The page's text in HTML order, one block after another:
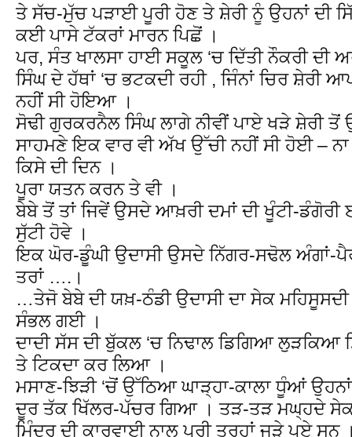
ਤੇ ਸੱਚ-ਮੁੱਚ ਪੜਾਈ ਪੂਰੀ ਹੋਣ ਤੇ ਸ਼ੇਰੀ ਨੂੰ ਉਹਨਾਂ ਦੀ
ਕਈ ਪਾਸੇ ਟੱਕਰਾਂ ਮਾਰਨ ਪਿਛੋਂ ।
ਪਰ, ਸੰਤ ਖਾਲਸਾ ਹਾਈ ਸਕੂਲ ‘ਚ ਦਿੱਤੀ ਨੌਕਰੀ ਦੀ
ਸਿੰਘ ਦੇ ਹੱਥਾਂ ‘ਚ ਭਟਕਦੀ ਰਹੀ , ਜਿੰਨਾਂ ਚਿਰ ਸ਼ੇਰੀ
ਨਹੀਂ ਸੀ ਹੋਇਆ ।
ਸੋਢੀ ਗੁਰਕਰਨੈਲ ਸਿੰਘ ਲਾਗੇ ਨੀਵੀਂ ਪਾਏ ਖੜੇ ਸ਼ੇਰੀ ਤੋਂ
ਸਾਹਮਣੇ ਇਕ ਵਾਰ ਵੀ ਅੱਖ ਉੱਚੀ ਨਹੀਂ ਸੀ ਹੋਈ –
ਕਿਸੇ ਦੀ ਦਿਨ ।
ਪੂਰਾ ਯਤਨ ਕਰਨ ਤੇ ਵੀ ।
ਬੇਬੇ ਤੋਂ ਤਾਂ ਜਿਵੇਂ ਉਸਦੇ ਆਖ਼ਰੀ ਦਮਾਂ ਦੀ ਖੂੰਟੀ-
ਸੁੱਟੀ ਹੋਵੇ ।
ਇਕ ਘੋਰ-ਡੂੰਘੀ ਉਦਾਸੀ ਉਸਦੇ ਨਿੱਗਰ-ਸਢੋਲ ਅੰਗਾਂ-
ਤਰਾਂ ….।
…ਤੇਜੋ ਬੇਬੇ ਦੀ ਯਖ਼-ਠੰਡੀ ਉਦਾਸੀ ਦਾ ਸੇਕ
ਸੰਭਲ ਗਈ ।
ਦਾਦੀ ਸੱਸ ਦੀ ਬੁੱਕਲ ‘ਚ ਨਿਢਾਲ ਡਿਗਿਆ ਲੁੜਕਿਆ
ਤੇ ਟਿਕਦਾ ਕਰ ਲਿਆ ।
ਮਸਾਣ-ਝਿੜੀ ‘ਚੋਂ ਉੱਠਿਆ ਘਾੜ੍ਹਾ-ਕਾਲਾ ਧੂੰਆਂ
ਦੂਰ ਤੱਕ ਖਿੱਲਰ-ਪੱਚਰ ਗਿਆ । ਤੜ-ਤੜ ਮਘ੍ਹਦੇ
ਮਿੰਦਰ ਦੀ ਕਾਰਵਾਈ ਨਾਲ ਪੂਰੀ ਤਰ੍ਹਾਂ ਜੁੜੇ ਪਏ ਸਨ